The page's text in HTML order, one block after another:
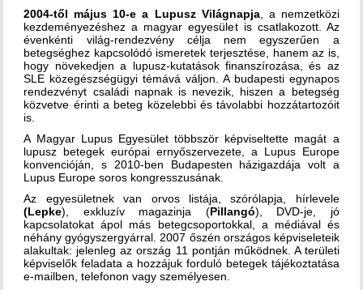
2004-től május 10-e a Lupusz Világnapja, a nemzetközi
kezdeményezéshez a magyar egyesület is csatlakozott. Az
évenkénti világ-rendezvény célja nem egyszerűen a
betegséghez kapcsolódó ismeretek terjesztése, hanem az is,
hogy növekedjen a lupusz-kutatások finanszírozása, és az
SLE közegészségügyi témává váljon. A budapesti egynapos
rendezvényt családi napnak is nevezik, hiszen a betegség
közvetve érinti a beteg közelebbi és távolabbi hozzátartozóit
is.
A Magyar Lupus Egyesület többször képviseltette magát a
lupusz betegek európai ernyőszervezete, a Lupus Europe
konvencióján, s 2010-ben Budapesten házigazdája volt a
Lupus Europe soros kongresszusának.
Az egyesületnek van orvos listája, szórólapja, hírlevele
(Lepke), exkluzív magazinja (Pillangó), DVD-je, jó
kapcsolatokat ápol más betegcsoportokkal, a médiával és
néhány gyógyszergyárral. 2007 őszén országos képviseleteik
alakultak: jelenleg az ország 11 pontján működnek. A területi
képviselők feladata a hozzájuk forduló betegek tájékoztatása
e-mailben, telefonon vagy személyesen.